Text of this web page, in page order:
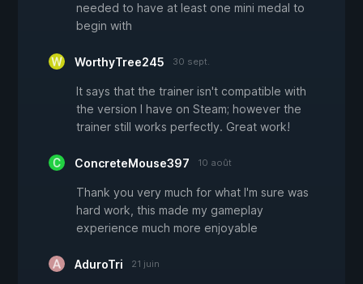
needed to have at least one mini medal to
begin with
WorthyTree245 30 sept.
It says that the trainer isn't compatible with
the version I have on Steam; however the
trainer still works perfectly. Great work!
ConcreteMouse397 10 août
Thank you very much for what I'm sure was
hard work, this made my gameplay
experience much more enjoyable
AduroTri 21 juin